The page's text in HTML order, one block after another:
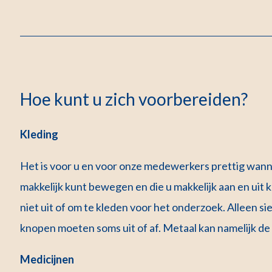
Hoe kunt u zich voorbereiden?
Kleding
Het is voor u en voor onze medewerkers prettig
makkelijk kunt bewegen en die u makkelijk aan en
niet uit of om te kleden voor het onderzoek. Alleen
knopen moeten soms uit of af. Metaal kan namelijk
Medicijnen